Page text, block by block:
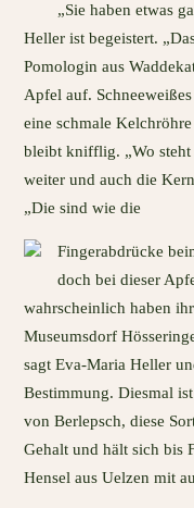
„Sie haben etwas
Heller ist begeistert.
Pomologin aus
Apfel auf.
eine schmale
bleibt knifflig. „Wo steht
weiter und auch die
„Die sind wie die
Fingerabdrücke
doch bei dieser
wahrscheinlich haben
Museumsdorf
sagt Eva-Maria Heller
Bestimmung. Diesmal
von Berlepsch, diese
Gehalt und hält sich bis
Hensel aus Uelzen mit